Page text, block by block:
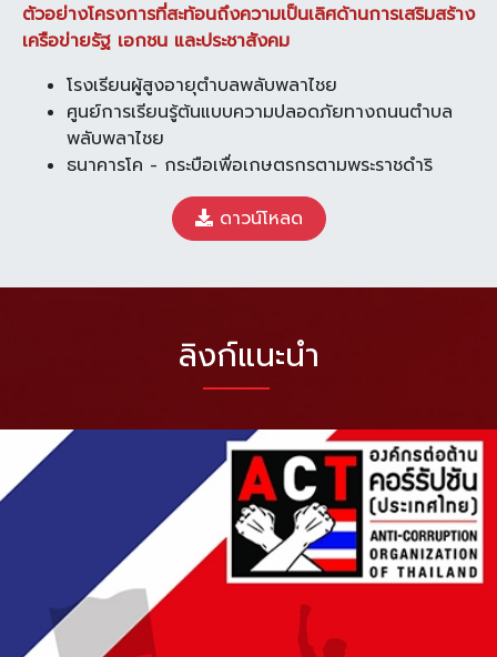
ตัวอย่างโครงการที่สะท้อนถึงความเป็นเลิศด้านการเสริมสร้าง
เครือข่ายรัฐ เอกชน และประชาสังคม
โรงเรียนผู้สูงอายุตำบลพลับพลาไชย
ศูนย์การเรียนรู้ต้นแบบความปลอดภัยทางถนนตำบล
พลับพลาไชย
ธนาคารโค - กระบือเพื่อเกษตรกรตามพระราชดำริ
ดาวน์โหลด
ลิงก์แนะนำ